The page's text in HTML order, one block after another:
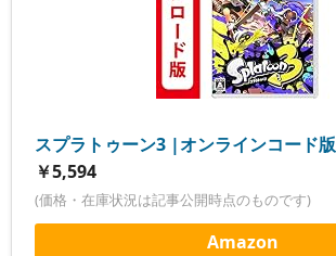
スプラトゥーン3 |オンラインコード版
￥5,594
(価格・在庫状況は記事公開時点のものです)
Amazon